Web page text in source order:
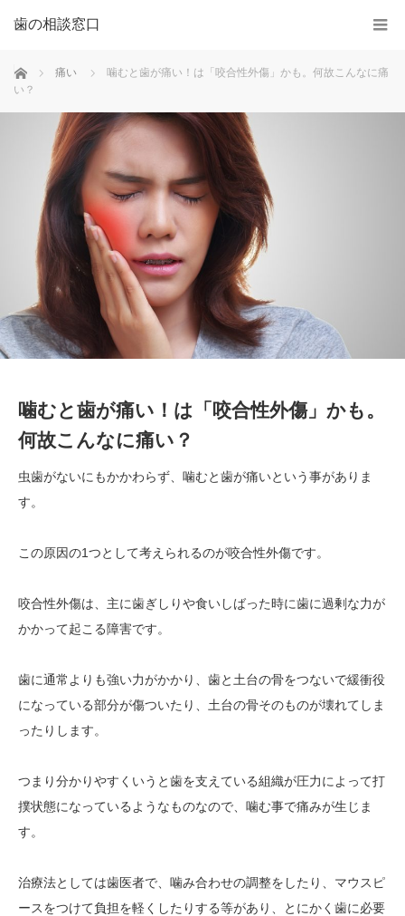
歯の相談窓口
ホーム 痛い
噛むと歯が痛い！は「咬合性外傷」かも。何故こんなに痛
い？
噛むと歯が痛い！は「咬合性外傷」かも。
何故こんなに痛い？
虫歯がないにもかかわらず、噛むと歯が痛いという事がありま
す。
この原因の1つとして考えられるのが咬合性外傷です。
咬合性外傷は、主に歯ぎしりや食いしばった時に歯に過剰な力が
かかって起こる障害です。
歯に通常よりも強い力がかかり、歯と土台の骨をつないで緩衝役
になっている部分が傷ついたり、土台の骨そのものが壊れてしま
ったりします。
つまり分かりやすくいうと歯を支えている組織が圧力によって打
撲状態になっているようなものなので、噛む事で痛みが生じま
す。
治療法としては歯医者で、噛み合わせの調整をしたり、マウスピ
ースをつけて負担を軽くしたりする等があり、とにかく歯に必要